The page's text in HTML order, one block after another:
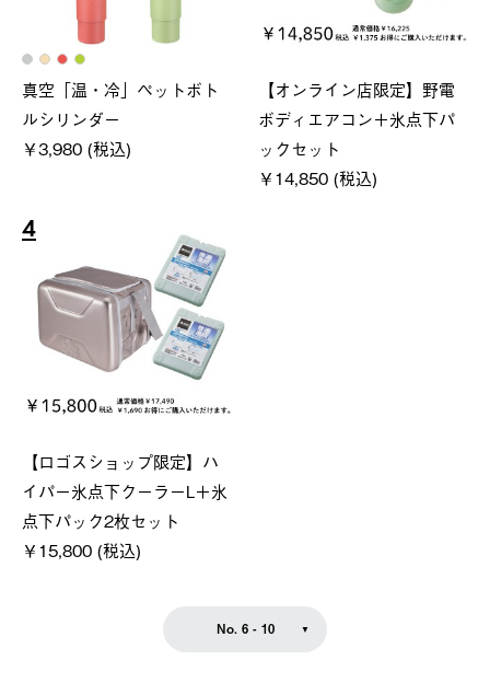
真空「温・冷」ペットボト
ルシリンダー
￥3,980 (税込)
【オンライン店限定】野電
ボディエアコン＋氷点下パ
ックセット
￥14,850 (税込)
4
【ロゴスショップ限定】ハ
イパー氷点下クーラーL＋氷
点下パック2枚セット
￥15,800 (税込)
No. 6 - 10